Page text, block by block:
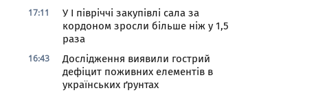
17:11
У І півріччі закупівлі сала за
кордоном зросли більше ніж у 1,5
раза
16:43
Дослідження виявили гострий
дефіцит поживних елементів в
українських ґрунтах